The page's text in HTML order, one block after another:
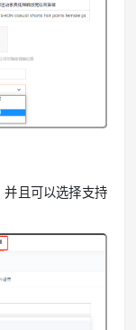
并且可以选择支持